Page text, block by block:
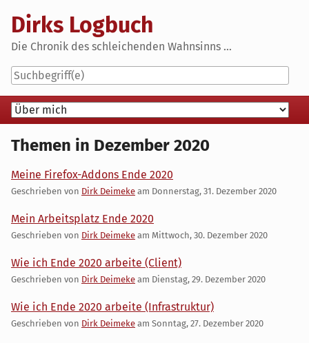
content
Dirks Logbuch
Die Chronik des schleichenden Wahnsinns ...
Navigation
Themen in Dezember 2020
Meine Firefox-Addons Ende 2020
Geschrieben von Dirk Deimeke am Donnerstag, 31. Dezember 2020
Mein Arbeitsplatz Ende 2020
Geschrieben von Dirk Deimeke am Mittwoch, 30. Dezember 2020
Wie ich Ende 2020 arbeite (Client)
Geschrieben von Dirk Deimeke am Dienstag, 29. Dezember 2020
Wie ich Ende 2020 arbeite (Infrastruktur)
Geschrieben von Dirk Deimeke am Sonntag, 27. Dezember 2020